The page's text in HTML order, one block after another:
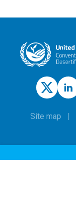
Site map